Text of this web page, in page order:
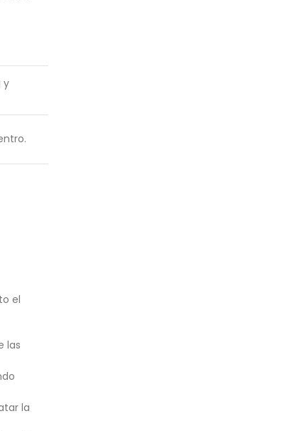
y
el
las
la